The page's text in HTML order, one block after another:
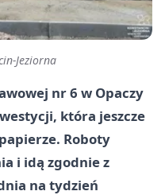
Jeziorna
nr 6 w Opaczy
która jeszcze
Roboty
i idą zgodnie z
na tydzień